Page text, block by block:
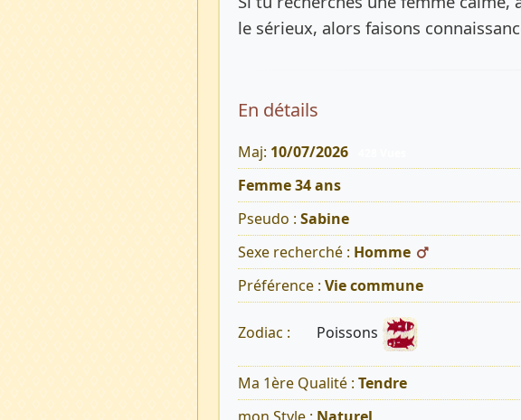
le sérieux, alors faisons
En détails
Maj: 10/07/2026
Femme 34 ans
Pseudo : Sabine
Sexe recherché : Homme
Préférence : Vie commune
Zodiac : Poissons
Ma 1ère Qualité : Tendre